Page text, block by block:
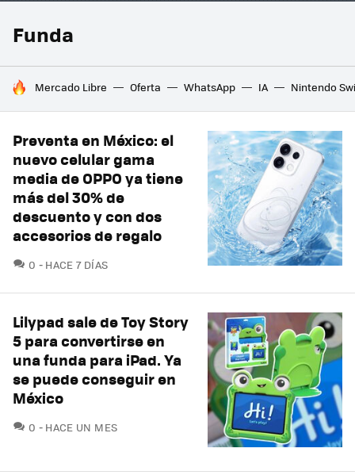
Funda
HOY SE HABLA DE
Mercado Libre Oferta WhatsApp IA Nintendo
Preventa en México: el
nuevo celular gama
media de OPPO ya tiene
más del 30% de
descuento y con dos
accesorios de regalo
0 COMENTARIOS
HACE 7 DÍAS
Lilypad sale de Toy Story
5 para convertirse en
una funda para iPad. Ya
se puede conseguir en
México
0 COMENTARIOS
HACE UN MES